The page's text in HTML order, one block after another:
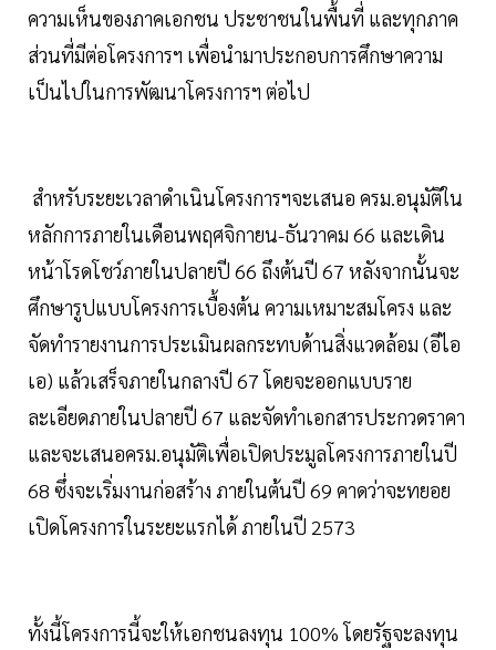
ความเห็นของภาคเอกชน ประชาชนในพื้นที่ และทุกภาค
ส่วนที่มีต่อโครงการฯ เพื่อนำมาประกอบการศึกษาความ
เป็นไปในการพัฒนาโครงการฯ ต่อไป
สำหรับระยะเวลาดำเนินโครงการฯจะเสนอ ครม.อนุมัติใน
หลักการภายในเดือนพฤศจิกายน-ธันวาคม 66 และเดิน
หน้าโรดโชว์ภายในปลายปี 66 ถึงต้นปี 67 หลังจากนั้นจะ
ศึกษารูปแบบโครงการเบื้องต้น ความเหมาะสมโครง และ
จัดทำรายงานการประเมินผลกระทบด้านสิ่งแวดล้อม (อีไอ
เอ) แล้วเสร็จภายในกลางปี 67 โดยจะออกแบบราย
ละเอียดภายในปลายปี 67 และจัดทำเอกสารประกวดราคา
และจะเสนอครม.อนุมัติเพื่อเปิดประมูลโครงการภายในปี
68 ซึ่งจะเริ่มงานก่อสร้าง ภายในต้นปี 69 คาดว่าจะทยอย
เปิดโครงการในระยะแรกได้ ภายในปี 2573
ทั้งนี้โครงการนี้จะให้เอกชนลงทุน 100% โดยรัฐจะลงทุน